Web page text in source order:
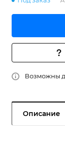
Возможны
Описание